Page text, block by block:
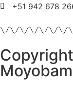
+51 942 678